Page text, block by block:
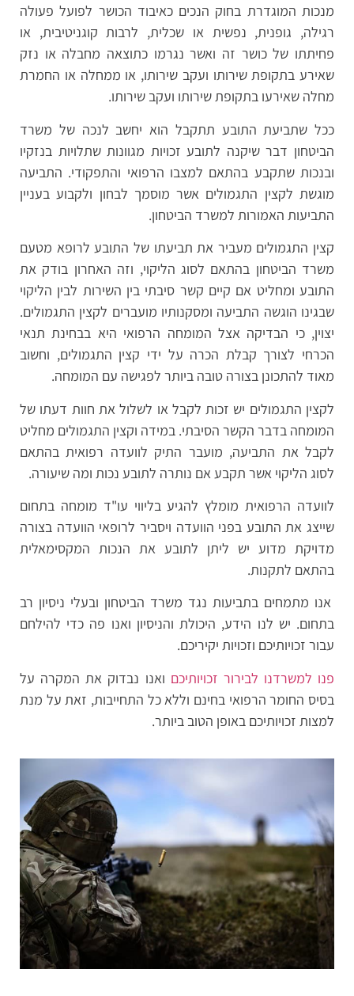
מנכות המוגדרת בחוק הנכים כאיבוד הכושר לפועל פעולה
רגילה, גופנית, נפשית או שכלית, לרבות קוגניטיבית, או
פחיתתו של כושר זה ואשר נגרמו כתוצאה מחבלה או נזק
שאירע בתקופת שירותו ועקב שירותו, או ממחלה או החמרת
מחלה שאירעו בתקופת שירותו ועקב שירותו.
ככל שתביעת התובע תתקבל הוא יחשב לנכה של משרד
הביטחון דבר שיקנה לתובע זכויות מגוונות שתלויות בנזקיו
ובנכות שתקבע בהתאם למצבו הרפואי והתפקודי. התביעה
מוגשת לקצין התגמולים אשר מוסמך לבחון ולקבוע בעניין
התביעות האמורות למשרד הביטחון.
קצין התגמולים מעביר את תביעתו של התובע לרופא מטעם
משרד הביטחון בהתאם לסוג הליקוי, וזה האחרון בודק את
התובע ומחליט אם קיים קשר סיבתי בין השירות לבין הליקוי
שבגינו הוגשה התביעה ומסקנותיו מועברים לקצין התגמולים.
יצוין, כי הבדיקה אצל המומחה הרפואי היא בבחינת תנאי
הכרחי לצורך קבלת הכרה על ידי קצין התגמולים, וחשוב
מאוד להתכונן בצורה טובה ביותר לפגישה עם המומחה.
לקצין התגמולים יש זכות לקבל או לשלול את חוות דעתו של
המומחה בדבר הקשר הסיבתי. במידה וקצין התגמולים מחליט
לקבל את התביעה, מועבר התיק לוועדה רפואית בהתאם
לסוג הליקוי אשר תקבע אם נותרה לתובע נכות ומה שיעורה.
לוועדה הרפואית מומלץ להגיע בליווי עו"ד מומחה בתחום
שייצג את התובע בפני הוועדה ויסביר לרופאי הוועדה בצורה
מדויקת מדוע יש ליתן לתובע את הנכות המקסימאלית
בהתאם לתקנות.
אנו מתמחים בתביעות נגד משרד הביטחון ובעלי ניסיון רב
בתחום. יש לנו הידע, היכולת והניסיון ואנו פה כדי להילחם
עבור זכויותיכם וזכויות יקיריכם.
פנו למשרדנו לבירור זכויותיכם ואנו נבדוק את המקרה על
בסיס החומר הרפואי בחינם וללא כל התחייבות, זאת על מנת
למצות זכויותיכם באופן הטוב ביותר.